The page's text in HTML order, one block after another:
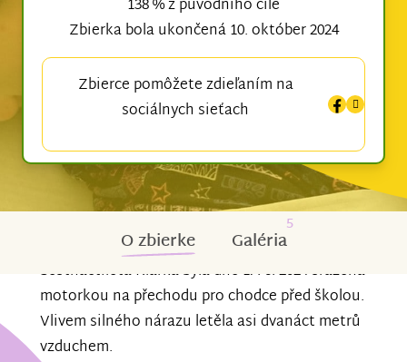
138 % z původního cíle
Zbierka bola ukončená 10. október 2024
Zbierce pomôžete zdieľaním na
sociálnych sieťach
O zbierke Galéria
5
Šestnáctiletá Klárka byla dne 17. 6. 2024 sražena
motorkou na přechodu pro chodce před školou.
Vlivem silného nárazu letěla asi dvanáct metrů
vzduchem.